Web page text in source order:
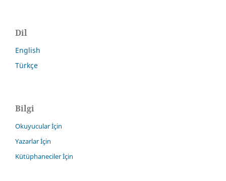
Dil
English
Türkçe
Bilgi
Okuyucular İçin
Yazarlar İçin
Kütüphaneciler İçin